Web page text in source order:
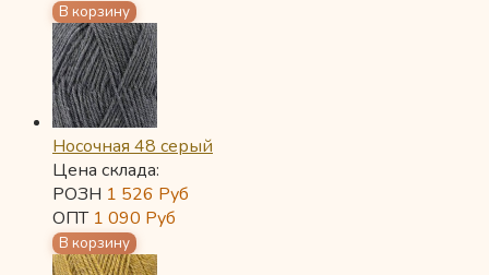
Носочная 48 серый
Цена склада:
РОЗН 1 526 Руб
ОПТ 1 090 Руб